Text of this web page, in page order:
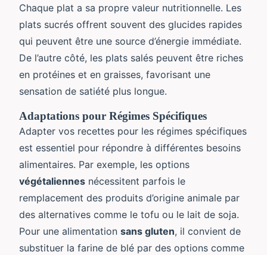
Chaque plat a sa propre valeur nutritionnelle. Les
plats sucrés offrent souvent des glucides rapides
qui peuvent être une source d’énergie immédiate.
De l’autre côté, les plats salés peuvent être riches
en protéines et en graisses, favorisant une
sensation de satiété plus longue.
Adaptations pour Régimes Spécifiques
Adapter vos recettes pour les régimes spécifiques
est essentiel pour répondre à différentes besoins
alimentaires. Par exemple, les options
végétaliennes nécessitent parfois le
remplacement des produits d’origine animale par
des alternatives comme le tofu ou le lait de soja.
Pour une alimentation sans gluten, il convient de
substituer la farine de blé par des options comme